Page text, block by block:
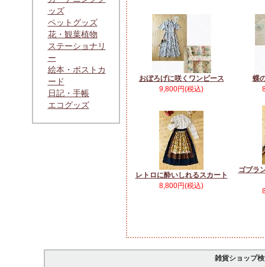
ッズ
ペットグッズ
花・観葉植物
ステーショナリ
ー
絵本・ポストカ
ード
日記・手帳
エコグッズ
おぼろげに咲くワンピース
9,800円(税込)
蝶
レトロに酔いしれるスカート
8,800円(税込)
ゴブラ
雑貨ショップ